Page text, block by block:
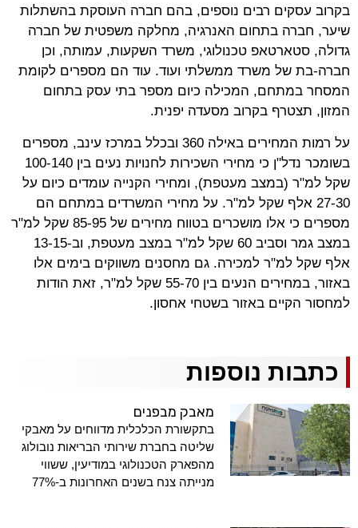
בקרוב עסקים רבים נוספים, בהם חברה העוסקת בהשתלות
שיער, חברה בתחום האנרגיה, מחלקה משפטית של חברה
גדולה, סטארטאפ טכנולוגי, משרד השקעות, עמותה, וכן
חברה-בת של משרד ממשלתי ועוד. עוד הם מספרים לקומת
המסחר במתחם, המכילה כיום מספר בתי עסק בתחום
המזון, תצטרף בקרוב מסעדה יפנית.
על רמות המחירים באילה 360 ובכלל במרכז עינב, מספרים
בשומכר נדל"ן כי מחירי השכירות לחנויות נעים בין 100-140
שקל למ"ר (במצב מעטפת), ומחירי הקנייה עומדים כיום על
27-30 אלף שקל למ"ר. על מחירי המשרדים במתחם הם
מספרים כי אלו מושכרים בטווח מחירים של 85-95 שקל למ"ר
במצב גמר וסביב 60 שקל למ"ר במצב מעטפת, וב-13-15
אלף שקל למ"ר למכירה. גם מחסנים משווקים בימים אלו
באזור, במחירים הנעים בין 55-70 שקל למ"ר, זאת הודות
למחסור הקיים באזור בשטחי אחסון.
כתבות נוספות
מאבק מבפנים
בתקשורת הכלכלית מדווחים על מאבקי
שליטה בחברת שירותי הבריאות נובולוג
מהפארק הטכנולוגי במודיעין, ששווי
מנייתה צנח בשנים האחרונות ב-77%